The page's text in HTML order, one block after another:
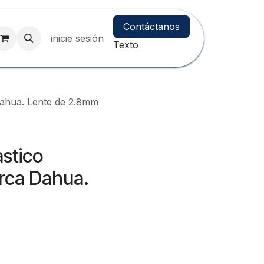
inicie sesión
Contáctanos
Texto
Lente de 2.8mm
Dahua.